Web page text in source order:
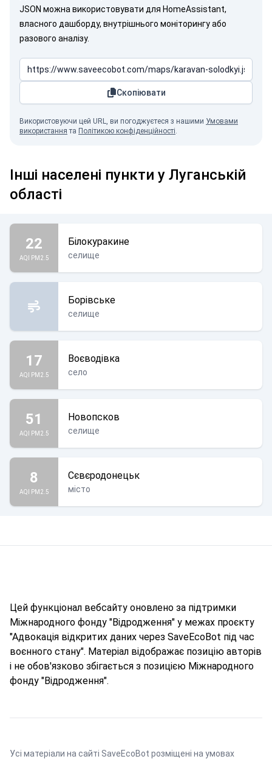
JSON можна використовувати для HomeAssistant,
власного дашборду, внутрішнього моніторингу або
разового аналізу.
Скопіювати
Використовуючи цей URL, ви погоджуєтеся з нашими Умовами
використання та Політикою конфіденційності.
Інші населені пункти у Луганській
області
22
AQI PM2.5
Білокуракине
селище
Борівське
селище
17
AQI PM2.5
Воєводівка
село
51
AQI PM2.5
Новопсков
селище
8
AQI PM2.5
Сєвєродонецьк
місто
Цей функціонал вебсайту оновлено за підтримки
Міжнародного фонду "Відродження" у межах проєкту
"Адвокація відкритих даних через SaveEcoBot під час
воєнного стану". Матеріал відображає позицію авторів
і не обов'язково збігається з позицією Міжнародного
фонду "Відродження".
Усі матеріали на сайті SaveEcoBot розміщені на умовах